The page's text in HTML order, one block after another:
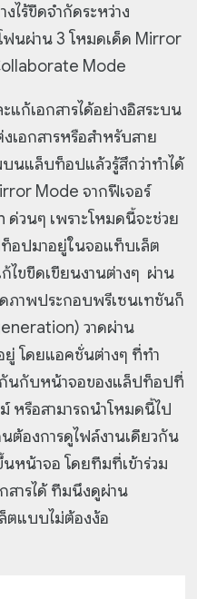
ไร้ขีดจำกัดระหว่าง
นผ่าน 3 โหมดเด็ด Mirror
Mode
ก้เอกสารได้อย่างอิสระบน
อกสารหรือสำหรับสาย
นแล็บท็อปแล้วรู้สึกว่าทำได้
Mode จากฟีเจอร์
วนๆ เพราะโหมดนี้จะช่วย
อปมาอยู่ในจอแท็บเล็ต
ไขขีดเขียนงานต่างๆ ผ่าน
ภาพประกอบพรีเซนเทชันก็
วาดผ่าน
โดยแอคชั่นต่างๆ ที่ทำ
นกับหน้าจอของแล็ปท็อปที่
หรือสามารถนำโหมดนี้ไป
ต้องการดูไฟล์งานเดียวกัน
หน้าจอ โดยทีมที่เข้าร่วม
สารได้ ทีมนึงดูผ่าน
แบบไม่ต้องง้อ